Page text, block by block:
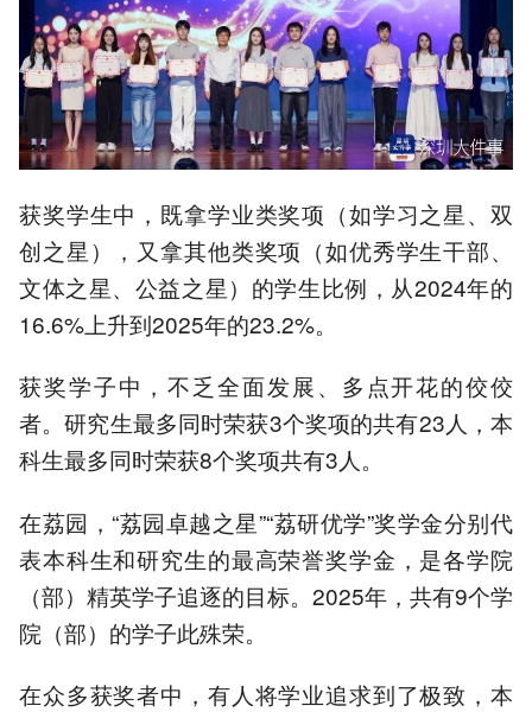
获奖学生中，既拿学业类奖项（如学习之星、双
创之星），又拿其他类奖项（如优秀学生干部、
文体之星、公益之星）的学生比例，从2024年的
16.6%上升到2025年的23.2%。
获奖学子中，不乏全面发展、多点开花的佼佼
者。研究生最多同时荣获3个奖项的共有23人，本
科生最多同时荣获8个奖项共有3人。
在荔园，“荔园卓越之星”“荔研优学”奖学金分别代
表本科生和研究生的最高荣誉奖学金，是各学院
（部）精英学子追逐的目标。2025年，共有9个学
院（部）的学子此殊荣。
在众多获奖者中，有人将学业追求到了极致，本